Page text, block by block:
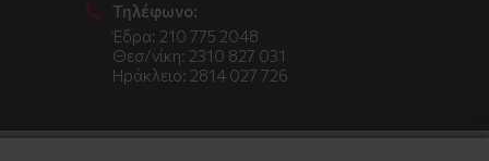
Τηλέφωνο:
Έδρα: 210 775 2048
Θεσ/νίκη: 2310 827 031
Ηράκλειο: 2814 027 726